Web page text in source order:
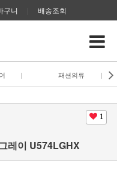
구니 | 배송조회
| 패션의류 |
1
레이 U574LGHX